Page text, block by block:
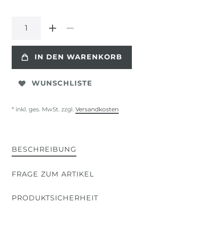
IN DEN WARENKORB
WUNSCHLISTE
* inkl. ges. MwSt. zzgl. Versandkosten
BESCHREIBUNG
FRAGE ZUM ARTIKEL
PRODUKTSICHERHEIT